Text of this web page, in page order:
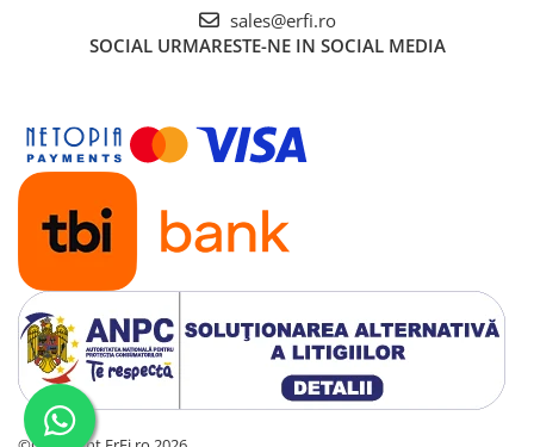
sales@erfi.ro
SOCIAL URMARESTE-NE IN SOCIAL MEDIA